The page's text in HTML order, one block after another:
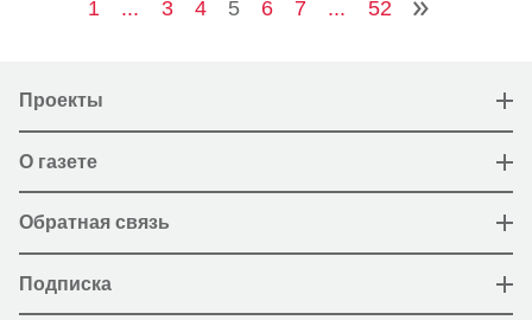
1 ... 3 4 5 6 7 ... 52
Проекты
О газете
Обратная связь
Подписка